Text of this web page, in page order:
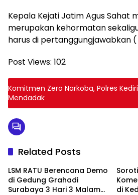
Kepala Kejati Jatim Agus Sahat
merupakan kehormatan
harus di pertanggungjawabkan (
Post Views: 102
Komitmen Zero Narkoba, Polres
Mendadak
Related Posts
LSM RATU Berencana Demo
di Gedung Grahadi
Surabaya 3 Hari 3 Malam
di